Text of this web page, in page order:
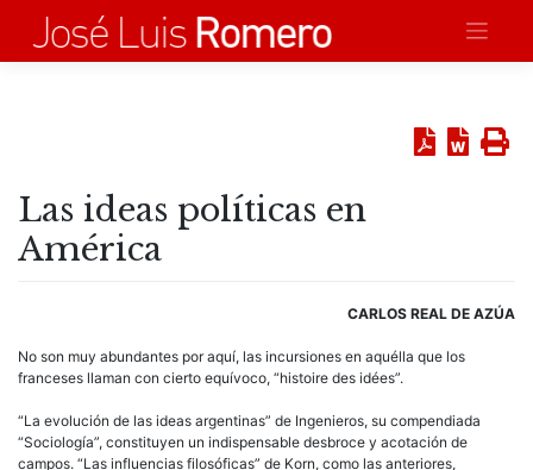
contenido
Las ideas políticas en
América
CARLOS REAL DE AZÚA
No son muy abundantes por aquí, las incursiones en aquélla que los
franceses llaman con cierto equívoco, “histoire des idées”.
“La evolución de las ideas argentinas” de Ingenieros, su compendiada
“Sociología”, constituyen un indispensable desbroce y acotación de
campos. “Las influencias filosóficas” de Korn, como las anteriores,